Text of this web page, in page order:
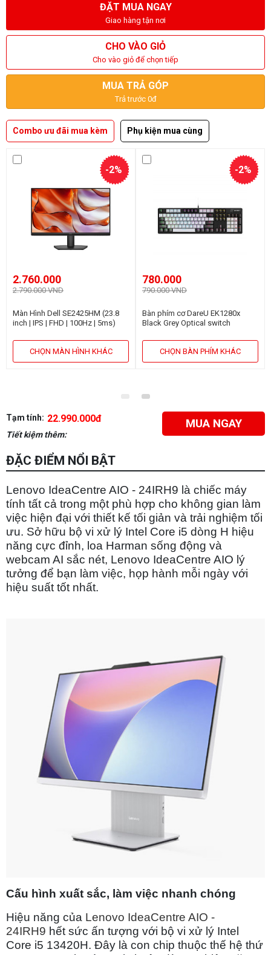
ĐẶT MUA NGAY
Giao hàng tận nơi
CHO VÀO GIỎ
Cho vào giỏ để chọn tiếp
MUA TRẢ GÓP
Trả trước 0đ
Combo ưu đãi mua kèm Phụ kiện mua cùng
2.760.000
2.790.000 VND
-2%
Màn Hình Dell SE2425HM (23.8
inch | IPS | FHD | 100Hz | 5ms)
CHỌN MÀN HÌNH KHÁC
780.000
790.000 VND
-2%
Bàn phím cơ DareU EK1280x
Black Grey Optical switch
CHỌN BÀN PHÍM KHÁC
Tạm tính: 22.990.000đ
Tiết kiệm thêm:
MUA NGAY
ĐẶC ĐIỂM NỔI BẬT
Lenovo IdeaCentre AIO - 24IRH9 là chiếc máy
tính tất cả trong một phù hợp cho không gian làm
việc hiện đại với thiết kế tối giản và trải nghiệm tối
ưu. Sở hữu bộ vi xử lý Intel Core i5 dòng H hiệu
năng cực đỉnh, loa Harman sống động và
webcam AI sắc nét, Lenovo IdeaCentre AIO lý
tưởng để bạn làm việc, họp hành mỗi ngày với
hiệu suất tốt nhất.
Cấu hình xuất sắc, làm việc nhanh chóng
Hiệu năng của Lenovo IdeaCentre AIO -
24IRH9 hết sức ấn tượng với bộ vi xử lý Intel
Core i5 13420H. Đây là con chip thuộc thế hệ thứ